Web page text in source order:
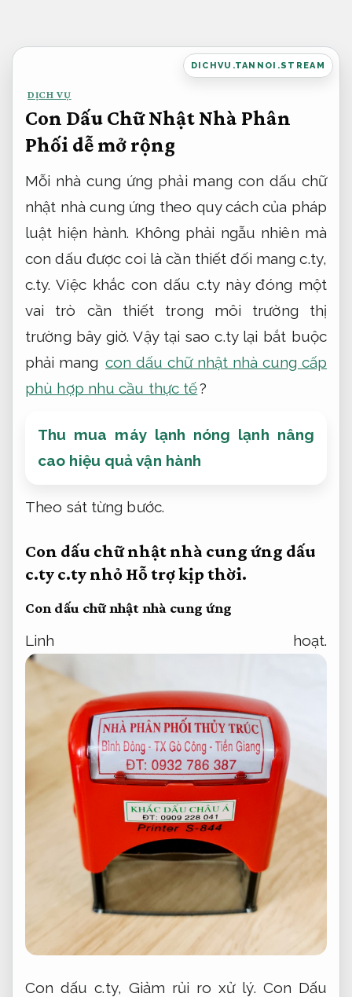
dung
DICHVU.TANNOI.STREAM
DỊCH VỤ
Con Dấu Chữ Nhật Nhà Phân
Phối dễ mở rộng
Mỗi nhà cung ứng phải mang con dấu chữ
nhật nhà cung ứng theo quy cách của pháp
luật hiện hành. Không phải ngẫu nhiên mà
con dấu được coi là cần thiết đối mang c.ty,
c.ty. Việc khắc con dấu c.ty này đóng một
vai trò cần thiết trong môi trường thị
trường bây giờ. Vậy tại sao c.ty lại bắt buộc
phải mang con dấu chữ nhật nhà cung cấp
phù hợp nhu cầu thực tế?
Thu mua máy lạnh nóng lạnh nâng
cao hiệu quả vận hành
Theo sát từng bước.
Con dấu chữ nhật nhà cung ứng dấu
c.ty c.ty nhỏ Hỗ trợ kịp thời.
Con dấu chữ nhật nhà cung ứng
Linh hoạt.
Con dấu c.ty, Giảm rủi ro xử lý. Con Dấu